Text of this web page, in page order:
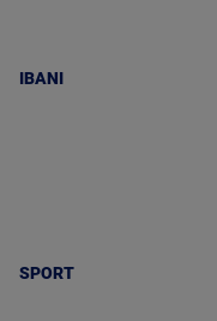
IBANI
SPORT